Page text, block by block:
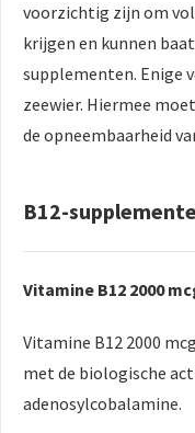
voorzichtig zijn om
krijgen en kunnen
supplementen. Enige
zeewier. Hiermee
de opneembaarheid
B12-
Vitamine B12 2000
Vitamine B12 2000
met de biologische
adenosylcobalamine.